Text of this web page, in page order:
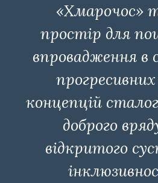
«Хмарочос»
простір для
впровадження в
концепцій
доброго
відкритого